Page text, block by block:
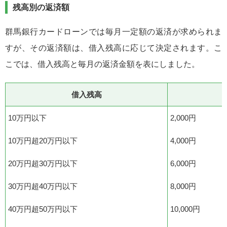
残高別の返済額
群馬銀行カードローンでは毎月一定額の返済が求められま
すが、その返済額は、借入残高に応じて決定されます。こ
こでは、借入残高と毎月の返済金額を表にしました。
借入残高
10万円以下 2,000円
10万円超20万円以下 4,000円
20万円超30万円以下 6,000円
30万円超40万円以下 8,000円
40万円超50万円以下 10,000円